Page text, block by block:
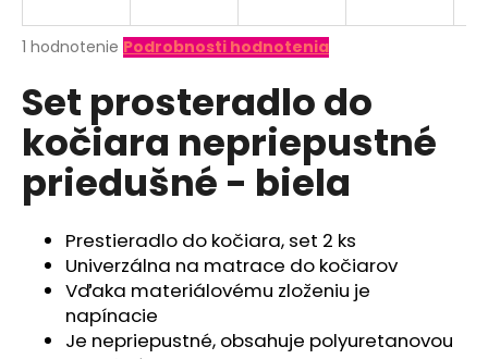
Priemerné
produktu
je
5,0
5
hviezdičiek.
1 hodnotenie Podrobnosti hodnotenia
Set prosteradlo do
kočiara nepriepustné
priedušné - biela
Prestieradlo do kočiara, set 2 ks
Univerzálna na matrace do kočiarov
Vďaka materiálovému zloženiu je
napínacie
Je nepriepustné, obsahuje polyuretanovou
O
d
p